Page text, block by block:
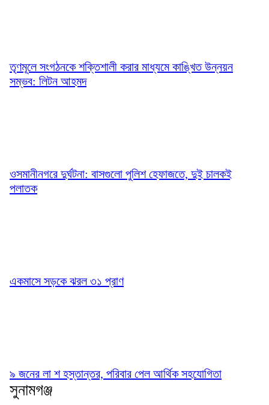
তৃণমূলে সংগঠনকে শক্তিশালী করার মাধ্যমে কাঙ্খিত উন্নয়ন
সম্ভব: লিটন আহমদ
ওসমানীনগরে দুর্ঘটনা: বাসগুলো পুলিশ হেফাজতে, দুই চালকই
পলাতক
একমাসে সড়কে ঝরল ৩১ প্রাণ
৯ জনের লা শ হস্তান্তর, পরিবার পেল আর্থিক সহযোগিতা
সুনামগঞ্জ